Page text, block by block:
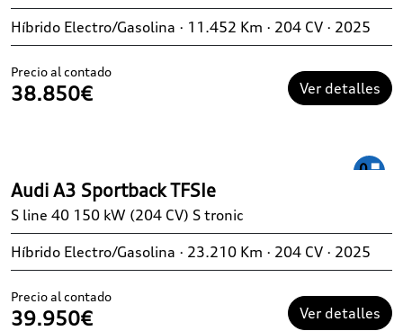
Híbrido Electro/Gasolina · 11.452 Km · 204 CV · 2025
Precio al contado
38.850€ Ver detalles
Audi A3 Sportback TFSIe
S line 40 150 kW (204 CV) S tronic
Híbrido Electro/Gasolina · 23.210 Km · 204 CV · 2025
Precio al contado
39.950€ Ver detalles